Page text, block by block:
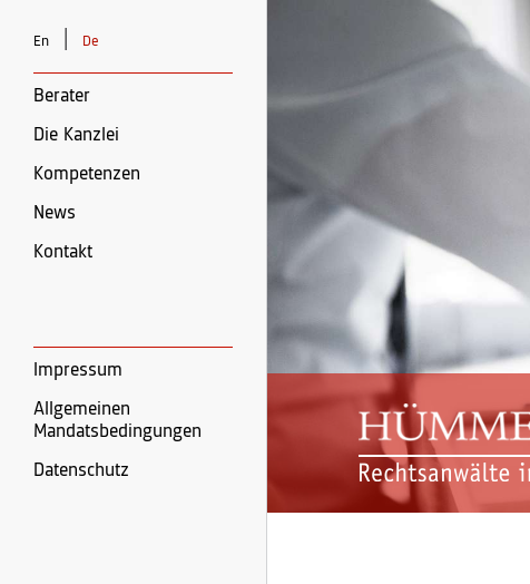
En De
Berater
Die Kanzlei
Kompetenzen
News
Kontakt
Impressum
Allgemeinen
Mandatsbedingungen
Datenschutz